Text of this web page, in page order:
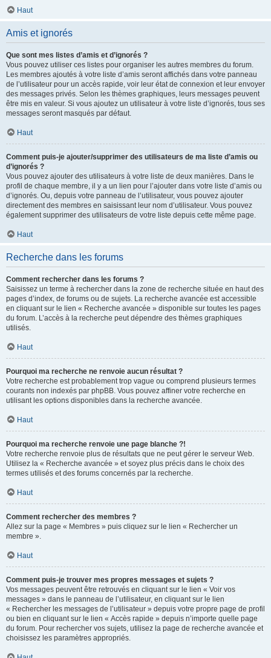
Haut
Amis et ignorés
Que sont mes listes d’amis et d’ignorés ?
Vous pouvez utiliser ces listes pour organiser les autres membres du forum.
Les membres ajoutés à votre liste d’amis seront affichés dans votre panneau
de l’utilisateur pour un accès rapide, voir leur état de connexion et leur envoyer
des messages privés. Selon les thèmes graphiques, leurs messages peuvent
être mis en valeur. Si vous ajoutez un utilisateur à votre liste d’ignorés, tous ses
messages seront masqués par défaut.
Haut
Comment puis-je ajouter/supprimer des utilisateurs de ma liste d’amis ou
d’ignorés ?
Vous pouvez ajouter des utilisateurs à votre liste de deux manières. Dans le
profil de chaque membre, il y a un lien pour l’ajouter dans votre liste d’amis ou
d’ignorés. Ou, depuis votre panneau de l’utilisateur, vous pouvez ajouter
directement des membres en saisissant leur nom d’utilisateur. Vous pouvez
également supprimer des utilisateurs de votre liste depuis cette même page.
Haut
Recherche dans les forums
Comment rechercher dans les forums ?
Saisissez un terme à rechercher dans la zone de recherche située en haut des
pages d’index, de forums ou de sujets. La recherche avancée est accessible
en cliquant sur le lien « Recherche avancée » disponible sur toutes les pages
du forum. L’accès à la recherche peut dépendre des thèmes graphiques
utilisés.
Haut
Pourquoi ma recherche ne renvoie aucun résultat ?
Votre recherche est probablement trop vague ou comprend plusieurs termes
courants non indexés par phpBB. Vous pouvez affiner votre recherche en
utilisant les options disponibles dans la recherche avancée.
Haut
Pourquoi ma recherche renvoie une page blanche ?!
Votre recherche renvoie plus de résultats que ne peut gérer le serveur Web.
Utilisez la « Recherche avancée » et soyez plus précis dans le choix des
termes utilisés et des forums concernés par la recherche.
Haut
Comment rechercher des membres ?
Allez sur la page « Membres » puis cliquez sur le lien « Rechercher un
membre ».
Haut
Comment puis-je trouver mes propres messages et sujets ?
Vos messages peuvent être retrouvés en cliquant sur le lien « Voir vos
messages » dans le panneau de l’utilisateur, en cliquant sur le lien
« Rechercher les messages de l’utilisateur » depuis votre propre page de profil
ou bien en cliquant sur le lien « Accès rapide » depuis n’importe quelle page
du forum. Pour rechercher vos sujets, utilisez la page de recherche avancée et
choisissez les paramètres appropriés.